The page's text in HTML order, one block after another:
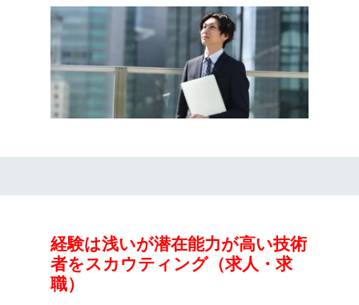
経験は浅いが潜在能力が高い技術
者をスカウティング（求人・求
職）